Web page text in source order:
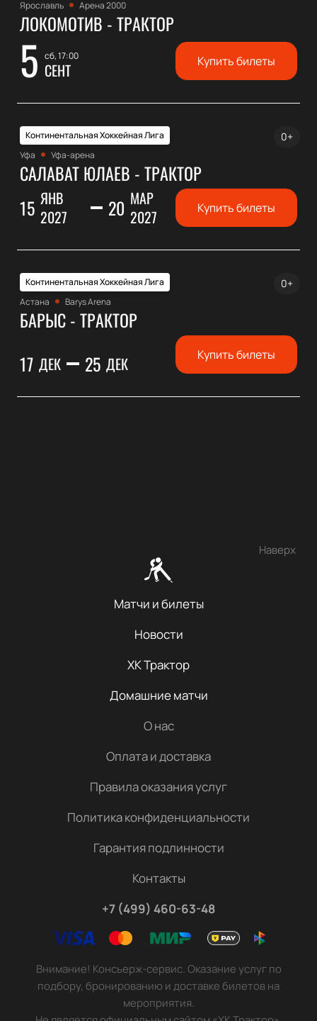
Ярославль
Арена 2000
ЛОКОМОТИВ - ТРАКТОР
5 сб, 17:00
СЕНТ Купить билеты
Континентальная Хоккейная Лига
Уфа
Уфа-арена
САЛАВАТ ЮЛАЕВ - ТРАКТОР
15 ЯНВ
2027
20 МАР
2027
0+
Купить билеты
Континентальная Хоккейная Лига
Астана
Barys Arena
БАРЫС - ТРАКТОР
17 ДЕК 25 ДЕК
0+
Купить билеты
Наверх
Матчи и билеты
Новости
ХК Трактор
Домашние матчи
О нас
Оплата и доставка
Правила оказания услуг
Политика конфиденциальности
Гарантия подлинности
Контакты
+7 (499) 460-63-48
Внимание! Консьерж-сервис. Оказание услуг по
подбору, бронированию и доставке билетов на
мероприятия.